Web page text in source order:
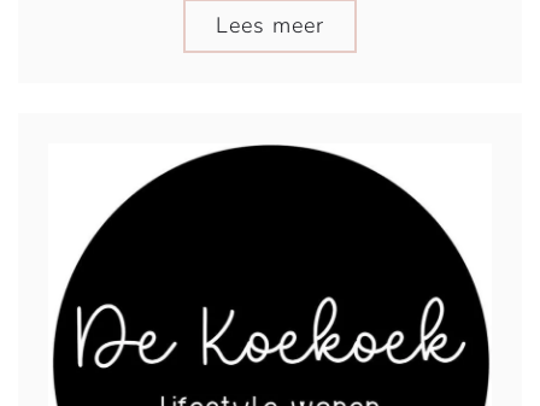
Lees meer